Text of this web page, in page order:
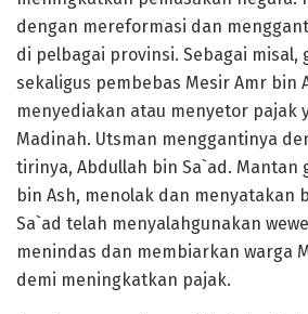
dengan mereformasi dan
di pelbagai provinsi. Sebagai misal,
sekaligus pembebas Mesir Amr bin
menyediakan atau menyetor pajak
Madinah. Utsman menggantinya
tirinya, Abdullah bin Sa`ad. Mantan
bin Ash, menolak dan menyatakan
Sa`ad telah menyalahgunakan
menindas dan membiarkan warga
demi meningkatkan pajak.